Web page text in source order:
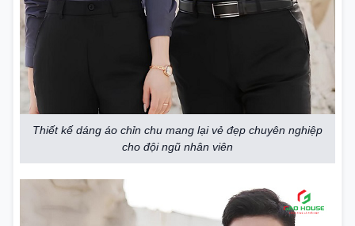
Thiết kế dáng áo chỉn chu mang lại vẻ đẹp chuyên nghiệp
cho đội ngũ nhân viên